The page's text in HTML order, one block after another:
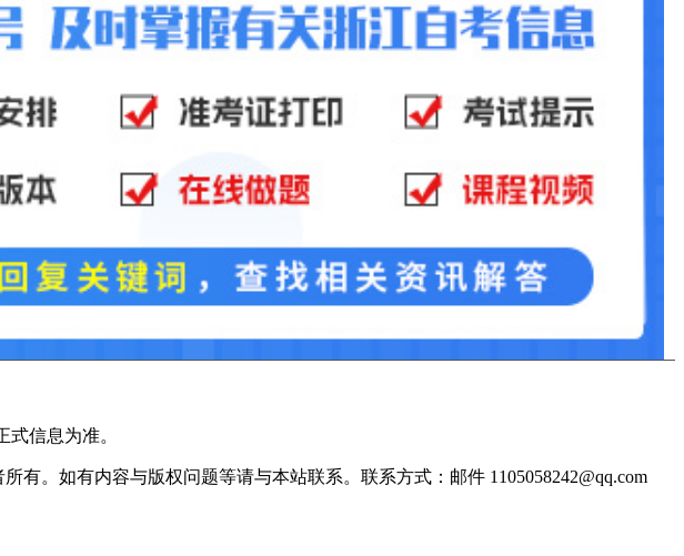
信息为准。
。如有内容与版权问题等请与本站联系。联系方式：邮件 1105058242@qq.com